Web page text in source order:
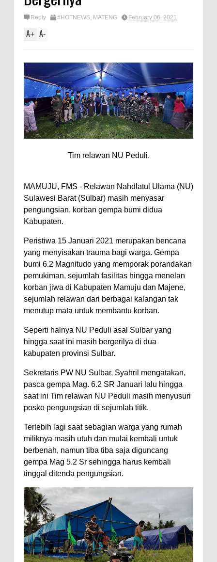
Reply #HOTNEWS, MATENG February 06, 2021
A+ A-
Tim relawan NU Peduli.
MAMUJU, FMS - Relawan Nahdlatul Ulama (NU)
Sulawesi Barat (Sulbar) masih menyasar
pengungsian, korban gempa bumi didua
Kabupaten.
Peristiwa 15 Januari 2021 merupakan bencana
yang menyisakan trauma bagi warga. Gempa
bumi 6.2 Magnitudo yang memporak porandakan
pemukiman, sejumlah fasilitas hingga menelan
korban jiwa di Kabupaten Mamuju dan Majene,
sejumlah relawan dari berbagai kalangan tak
menutup mata untuk membantu korban.
Seperti halnya NU Peduli asal Sulbar yang
hingga saat ini masih bergerilya di dua
kabupaten provinsi Sulbar.
Sekretaris PW NU Sulbar, Syahril mengatakan,
pasca gempa Mag. 6.2 SR Januari lalu hingga
saat ini Tim relawan NU Peduli masih menyusuri
posko pengungsian di sejumlah titik.
Terlebih lagi saat sebagian warga yang rumah
miliknya masih utuh dan mulai kembali untuk
berbenah, namun tiba tiba saja diguncang
gempa Mag 5.2 Sr sehingga harus kembali
tinggal ditenda pengungsian.